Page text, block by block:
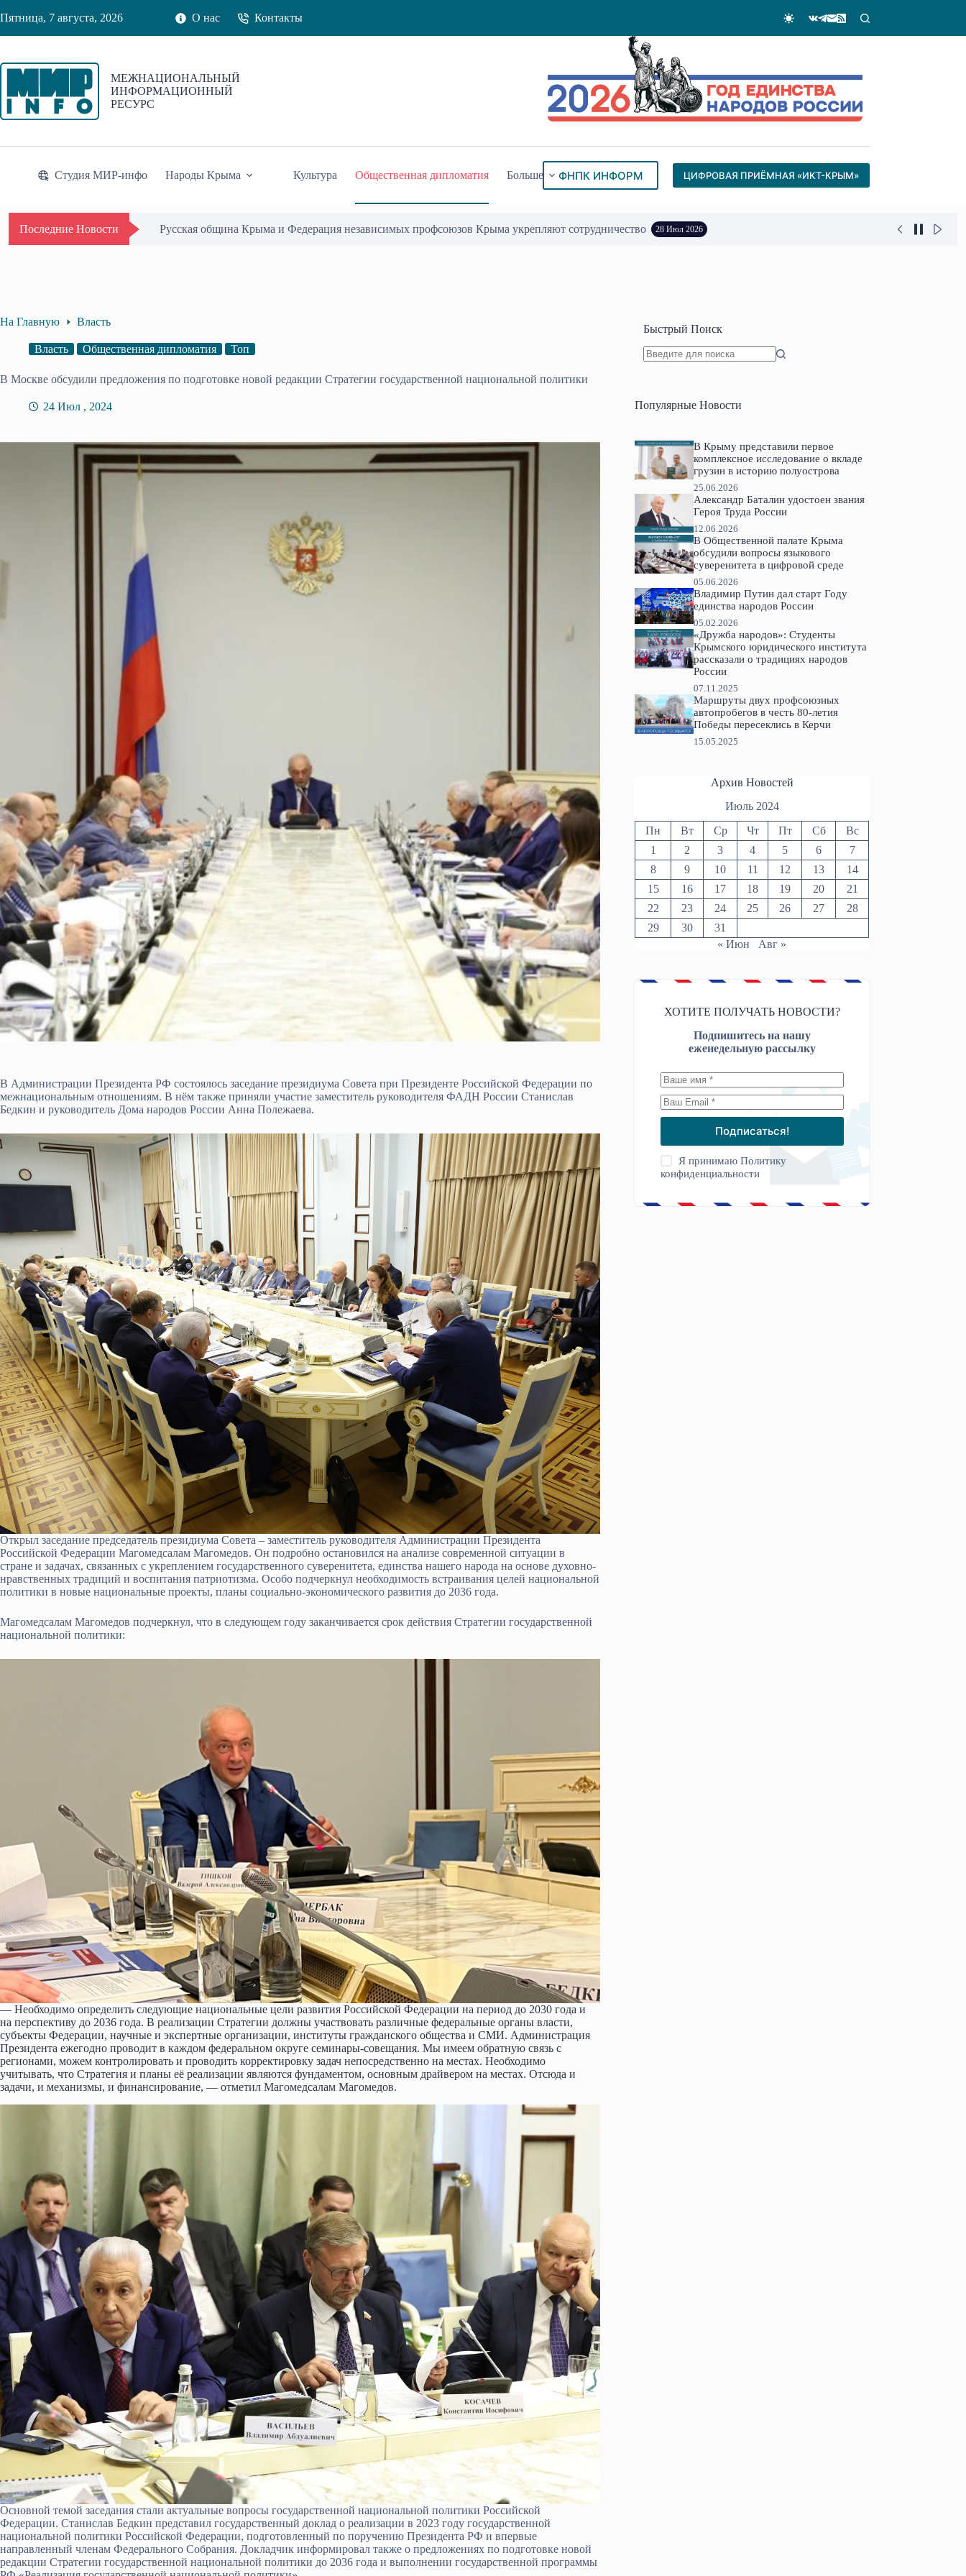
к
Пятница, 7 августа, 2026 О нас Контакты
МЕЖНАЦИОНАЛЬНЫЙ
ИНФОРМАЦИОННЫЙ
РЕСУРС
Студия МИР-инфо Народы Крыма Культура Общественная дипломатия Больше ФНПК ИНФОРМ ЦИФРОВАЯ ПРИЁМНАЯ «ИКТ-КРЫМ»
Последние Новости Одиссей Пипия удостоен Почётного знака «За гражданское служение» 17 Июл 2026
На Главную Власть
Власть Общественная дипломатия Топ
В Москве обсудили предложения по подготовке новой редакции Стратегии государственной национальной политики
24 Июл , 2024
В Администрации Президента РФ состоялось заседание президиума Совета при Президенте Российской Федерации по
межнациональным отношениям. В нём также приняли участие заместитель руководителя ФАДН России Станислав
Бедкин и руководитель Дома народов России Анна Полежаева.
Открыл заседание председатель президиума Совета – заместитель руководителя Администрации Президента
Российской Федерации Магомедсалам Магомедов. Он подробно остановился на анализе современной ситуации в
стране и задачах, связанных с укреплением государственного суверенитета, единства нашего народа на основе духовно-
нравственных традиций и воспитания патриотизма. Особо подчеркнул необходимость встраивания целей национальной
политики в новые национальные проекты, планы социально-экономического развития до 2036 года.
Магомедсалам Магомедов подчеркнул, что в следующем году заканчивается срок действия Стратегии государственной
национальной политики:
— Необходимо определить следующие национальные цели развития Российской Федерации на период до 2030 года и
на перспективу до 2036 года. В реализации Стратегии должны участвовать различные федеральные органы власти,
субъекты Федерации, научные и экспертные организации, институты гражданского общества и СМИ. Администрация
Президента ежегодно проводит в каждом федеральном округе семинары-совещания. Мы имеем обратную связь с
регионами, можем контролировать и проводить корректировку задач непосредственно на местах. Необходимо
учитывать, что Стратегия и планы её реализации являются фундаментом, основным драйвером на местах. Отсюда и
задачи, и механизмы, и финансирование, — отметил Магомедсалам Магомедов.
Основной темой заседания стали актуальные вопросы государственной национальной политики Российской
Федерации. Станислав Бедкин представил государственный доклад о реализации в 2023 году государственной
национальной политики Российской Федерации, подготовленный по поручению Президента РФ и впервые
направленный членам Федерального Собрания. Докладчик информировал также о предложениях по подготовке новой
редакции Стратегии государственной национальной политики до 2036 года и выполнении государственной программы
Быстрый Поиск
Популярные Новости
В Крыму представили первое
комплексное исследование о вкладе
грузин в историю полуострова
25.06.2026
Александр Баталин удостоен звания
Героя Труда России
12.06.2026
В Общественной палате Крыма
обсудили вопросы языкового
суверенитета в цифровой среде
05.06.2026
Владимир Путин дал старт Году
единства народов России
05.02.2026
«Дружба народов»: Студенты
Крымского юридического института
рассказали о традициях народов
России
07.11.2025
Маршруты двух профсоюзных
автопробегов в честь 80-летия
Победы пересеклись в Керчи
15.05.2025
Архив Новостей
Июль 2024
Пн Вт Ср Чт Пт Сб
Вс
1
2 3 4 5 6
7
8
9 10 11 12 13
14
15
16 17 18 19 20
21
22
23 24 25 26 27
28
29
30
31
« Июн
Авг »
ХОТИТЕ ПОЛУЧАТЬ НОВОСТИ?
Подпишитесь на нашу
еженедельную рассылку
Подписаться!
Я принимаюПолитику
конфиденциальности